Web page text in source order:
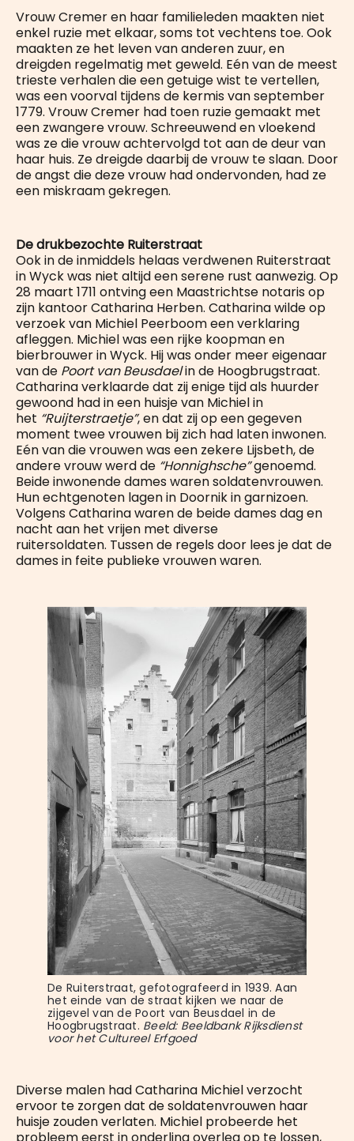
Vrouw Cremer en haar familieleden maakten niet
enkel ruzie met elkaar, soms tot vechtens toe. Ook
maakten ze het leven van anderen zuur, en
dreigden regelmatig met geweld. Eén van de meest
trieste verhalen die een getuige wist te vertellen,
was een voorval tijdens de kermis van september
1779. Vrouw Cremer had toen ruzie gemaakt met
een zwangere vrouw. Schreeuwend en vloekend
was ze die vrouw achtervolgd tot aan de deur van
haar huis. Ze dreigde daarbij de vrouw te slaan. Door
de angst die deze vrouw had ondervonden, had ze
een miskraam gekregen.
De drukbezochte Ruiterstraat
Ook in de inmiddels helaas verdwenen Ruiterstraat
in Wyck was niet altijd een serene rust aanwezig. Op
28 maart 1711 ontving een Maastrichtse notaris op
zijn kantoor Catharina Herben. Catharina wilde op
verzoek van Michiel Peerboom een verklaring
afleggen. Michiel was een rijke koopman en
bierbrouwer in Wyck. Hij was onder meer eigenaar
van de Poort van Beusdaelin de Hoogbrugstraat.
Catharina verklaarde dat zij enige tijd als huurder
gewoond had in een huisje van Michiel in
het “Ruijterstraetje”, en dat zij op een gegeven
moment twee vrouwen bij zich had laten inwonen.
Eén van die vrouwen was een zekere Lijsbeth, de
andere vrouw werd de “Honnighsche”genoemd.
Beide inwonende dames waren soldatenvrouwen.
Hun echtgenoten lagen in Doornik in garnizoen.
Volgens Catharina waren de beide dames dag en
nacht aan het vrijen met diverse
ruitersoldaten. Tussen de regels door lees je dat de
dames in feite publieke vrouwen waren.
De Ruiterstraat, gefotografeerd in 1939. Aan
het einde van de straat kijken we naar de
zijgevel van de Poort van Beusdael in de
Hoogbrugstraat. Beeld: Beeldbank Rijksdienst
voor het Cultureel Erfgoed
Diverse malen had Catharina Michiel verzocht
ervoor te zorgen dat de soldatenvrouwen haar
huisje zouden verlaten. Michiel probeerde het
probleem eerst in onderling overleg op te lossen,